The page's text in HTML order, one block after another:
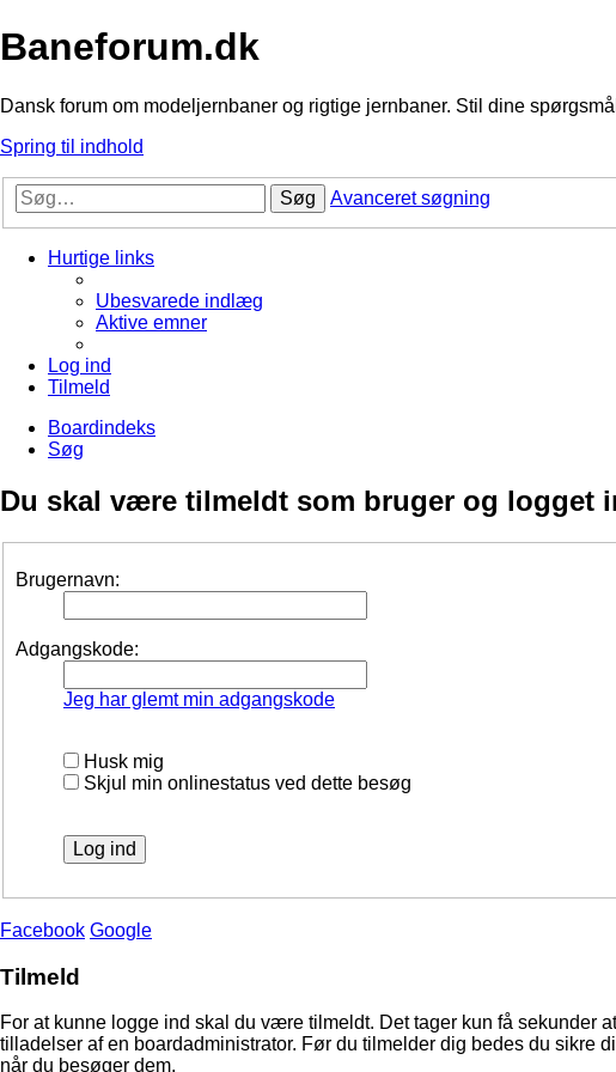
Baneforum.dk
Dansk forum om modeljernbaner og rigtige jernbaner. Stil dine
Spring til indhold
Søg Avanceret søgning
Hurtige links
Ubesvarede indlæg
Aktive emner
Log ind
Tilmeld
Boardindeks
Søg
Du skal være tilmeldt som bruger og logget
Brugernavn:
Adgangskode:
Jeg har glemt min adgangskode
Husk mig
Skjul min onlinestatus ved dette besøg
Facebook Google
Tilmeld
For at kunne logge ind skal du være tilmeldt. Det tager kun få sekunder
tilladelser af en boardadministrator. Før du tilmelder dig bedes du sikre
når du besøger dem.